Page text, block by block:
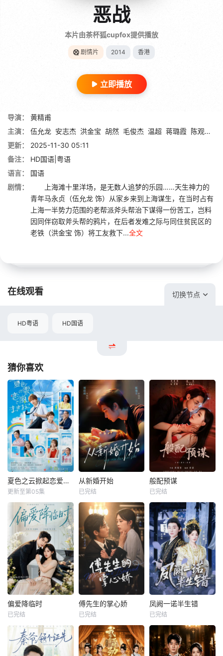
恶战
本片由茶杯狐cupfox提供播放
剧情片 2014 香港
立即播放
导演：
黄精甫
主演：
伍允龙 安志杰 洪金宝 胡然 毛俊杰 温超 蒋璐霞 陈观泰
更新：
2025-11-30 05:11
备注：
HD国语|粤语
语言：
国语
剧情：
上海滩十里洋场，是无数人追梦的乐园……天生神力的
青年马永贞（伍允龙 饰）从家乡来到上海谋生，在当时占有
上海一半势力范围的老帮派斧头帮治下谋得一份苦工，岂料
因同伴窃取斧头帮的鸦片，在后者发难之际与同住贫民区的
老铁（洪金宝 饰）将工友救下...全文
在线观看 切换节点
HD粤语 HD国语
猜你喜欢
夏色之云掀起恋爱与风暴
更新至第05集
从新婚开始
已完结
般配预谋
已完结
偏爱降临时
已完结
傅先生的掌心娇
已完结
凤阙一诺半生错
已完结